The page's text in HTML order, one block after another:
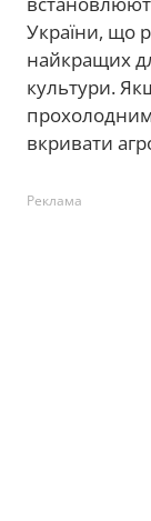
України, що
найкращих
культури.
вкривати
Реклама